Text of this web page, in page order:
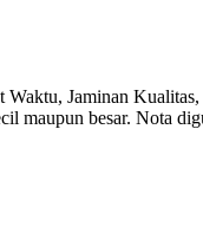
Waktu, Jaminan
maupun besar. Nota